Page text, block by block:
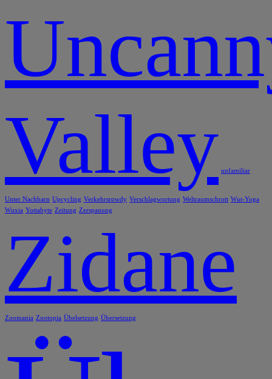
Valley unfamiliar
Unter Nachbarn Upcycling Verkehrsrowdy Verschlagwortung Weltraumschrott Wut-Yoga
Wuxia Yottabyte Zeitung Zerspanung
Zidane
Zoomania Zootopia Übelsetzung Übersetzung